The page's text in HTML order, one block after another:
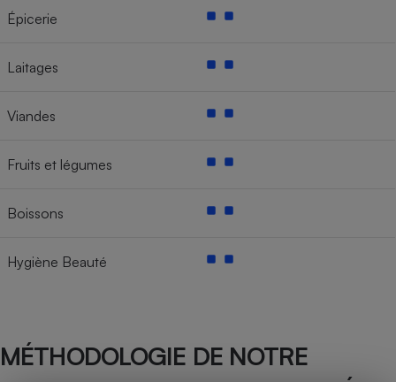
Épicerie
Laitages
Viandes
Fruits et légumes
Boissons
Hygiène Beauté
MÉTHODOLOGIE DE NOTRE